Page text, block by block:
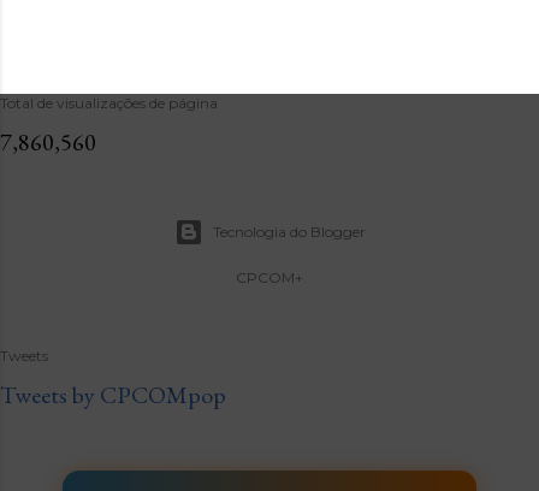
Total de visualizações de página
7,860,560
Tecnologia do Blogger
CPCOM+
Tweets
Tweets by CPCOMpop